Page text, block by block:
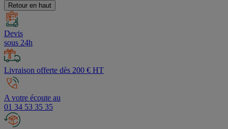
Retour en haut
Devis
sous 24h
Livraison offerte dès 200 € HT
A votre écoute au
01 34 53 35 35